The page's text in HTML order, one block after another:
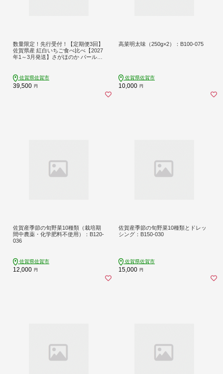
数量限定！先行受付！【定期便3回】
佐賀県産 紅白いちご食べ比べ【2027
年1～3月発送】さがほのか パールホ
佐賀県佐賀市
39,500 円
高菜明太味（250g×2）：B100-075
佐賀県佐賀市
10,000 円
佐賀産季節の旬野菜10種類（栽培期
間中農薬・化学肥料不使用）：B120-
036
佐賀県佐賀市
12,000 円
佐賀産季節の旬野菜10種類とドレッ
シング：B150-030
佐賀県佐賀市
15,000 円